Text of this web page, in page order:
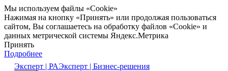
Мы используем файлы «Cookie»
Нажимая на кнопку «Принять» или продолжая пользоваться
сайтом, Вы соглашаетесь на обработку файлов «Cookie» и
данных метрической системы Яндекс.Метрика
Принять
Подробнее
Эксперт | РАЭксперт | Бизнес-решения